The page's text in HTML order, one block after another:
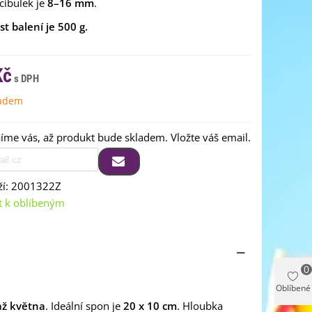
je 8–16 mm.
balení je 500 g.
vás, až produkt bude skladem. Vložte váš email.
2001322Z
k oblíbeným
května. Ideální spon je 20 x 10 cm. Hloubka
Oblíbené
0